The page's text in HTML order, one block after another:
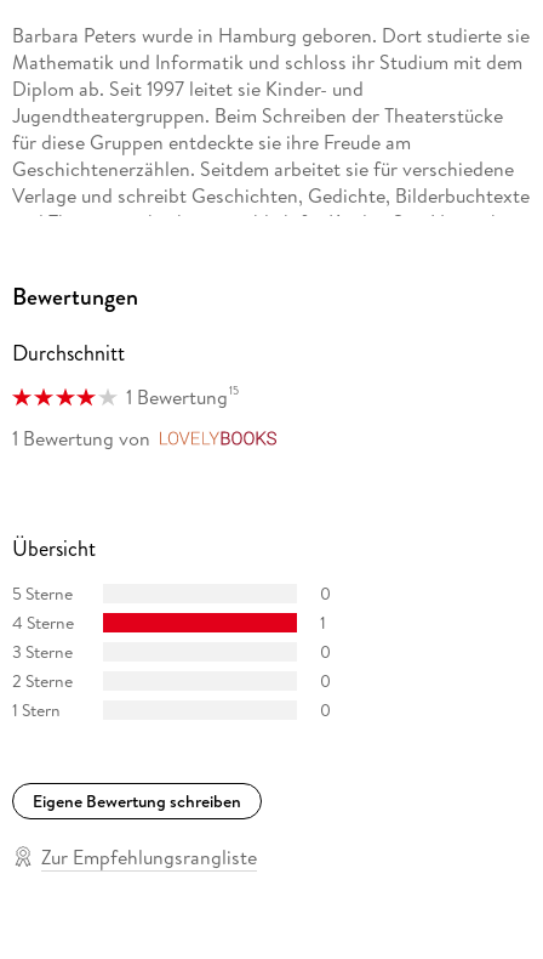
Barbara Peters wurde in Hamburg geboren. Dort studierte sie
Mathematik und Informatik und schloss ihr Studium mit dem
Diplom ab. Seit 1997 leitet sie Kinder- und
Jugendtheatergruppen. Beim Schreiben der Theaterstücke
für diese Gruppen entdeckte sie ihre Freude am
Geschichtenerzählen. Seitdem arbeitet sie für verschiedene
Verlage und schreibt Geschichten, Gedichte, Bilderbuchtexte
und Theaterstücke, hauptsächlich für Kinder. Seit November
Bücherpiraten in der Lübecker Altstadt. Im Schreibkontor der
zwei erwachsene Söhne und lebt mit ihrem Mann, mit dem sie
unter anderem die Begeisterung fürs Segeln verbindet, in der
norddeutschen Schlossstadt Ahrensburg.
Bewertungen
Durchschnitt
1 Bewertung15
1 Bewertung von
Übersicht
5 Sterne
0
4 Sterne
1
3 Sterne
0
2 Sterne
0
1 Stern
0
Eigene Bewertung schreiben
Zur Empfehlungsrangliste